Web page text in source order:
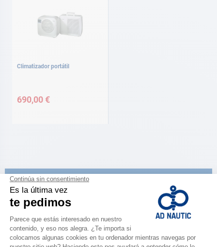
Climatizador portátil
690,00 €
CATÁLOGO
la nueva guía AD 2026